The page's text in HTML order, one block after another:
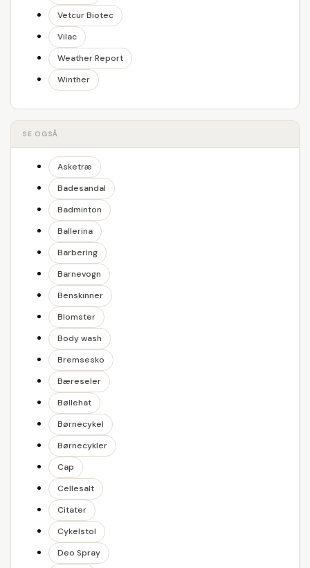
Vetcur Biotec
Vilac
Weather Report
Winther
SE OGSÅ
Asketræ
Badesandal
Badminton
Ballerina
Barbering
Barnevogn
Benskinner
Blomster
Body wash
Bremsesko
Bæreseler
Bøllehat
Børnecykel
Børnecykler
Cap
Cellesalt
Citater
Cykelstol
Deo Spray